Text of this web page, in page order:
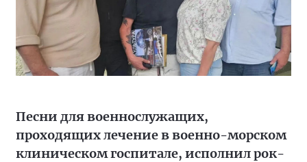
Песни для военнослужащих,
проходящих лечение в военно-морском
клиническом госпитале, исполнил рок-